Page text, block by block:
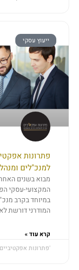
ייעוץ עסקי
פתרונות
למנכ"לים
מבוא בשנים
המקצועי-עסקי
במיוחד בקרב
המודרני דורשת
קרא עוד »
'פתרונות